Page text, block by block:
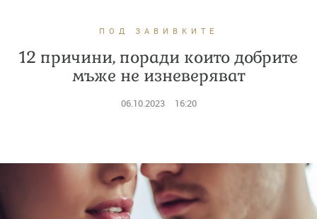
ПОД ЗАВИВКИТЕ
12 причини, поради които добрите
мъже не изневеряват
06.10.2023 16:20